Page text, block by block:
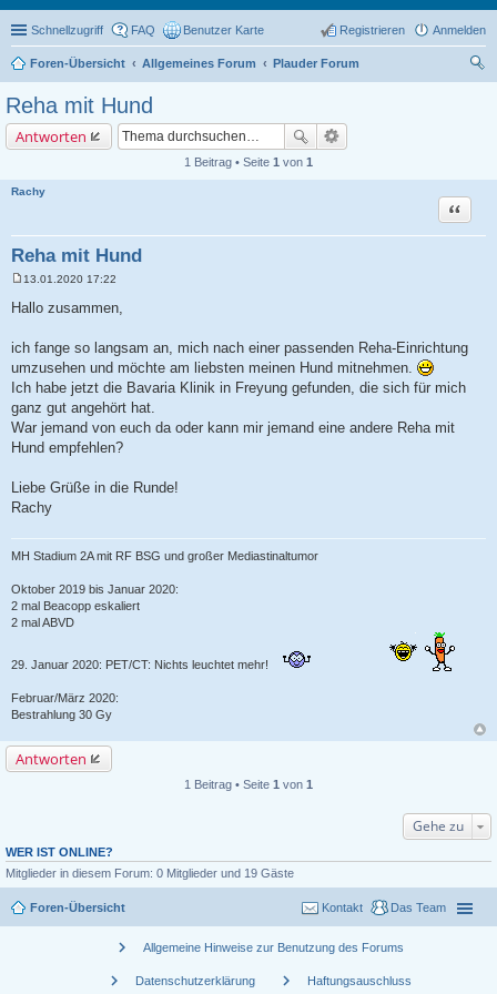
Schnellzugriff FAQ Benutzer Karte Anmelden
Registrieren
Foren-Übersicht Allgemeines Forum
Plauder Forum
Reha mit Hund
Antworten
1 Beitrag • Seite 1 von 1
Rachy
Reha mit Hund
Zitat
e
i
r
a
g
13.01.2020 17:22
Hallo zusammen,
ich fange so langsam an, mich nach einer passenden Reha-Einrichtung
umzusehen und möchte am liebsten meinen Hund mitnehmen.
Ich habe jetzt die Bavaria Klinik in Freyung gefunden, die sich für mich
ganz gut angehört hat.
War jemand von euch da oder kann mir jemand eine andere Reha mit
Hund empfehlen?
Liebe Grüße in die Runde!
Rachy
MH Stadium 2A mit RF BSG und großer Mediastinaltumor
Oktober 2019 bis Januar 2020:
2 mal Beacopp eskaliert
2 mal ABVD
29. Januar 2020: PET/CT: Nichts leuchtet mehr!
Februar/März 2020:
Bestrahlung 30 Gy
Antworten
1 Beitrag • Seite 1 von 1
Gehe zu
WER IST ONLINE?
Mitglieder in diesem Forum: 0 Mitglieder und 19 Gäste
Foren-Übersicht Das Team
Kontakt
chevron_right Allgemeine Hinweise zur Benutzung des Forums
chevron_right Datenschutzerklärung chevron_right Haftungsauschluss